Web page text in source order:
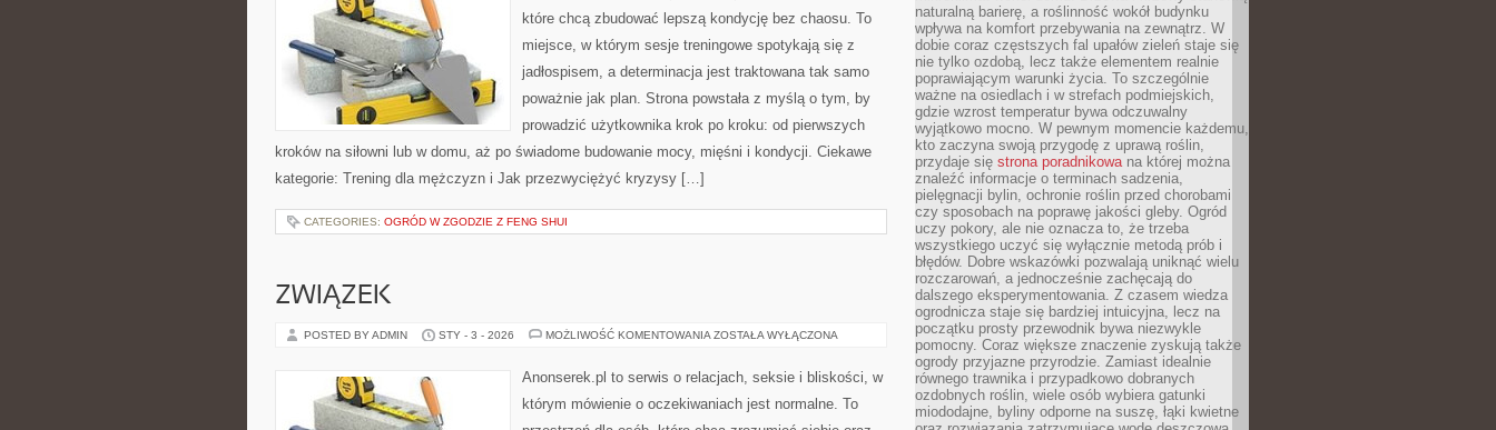
które chcą zbudować lepszą kondycję bez chaosu. To
miejsce, w którym sesje treningowe spotykają się z
jadłospisem, a determinacja jest traktowana tak samo
poważnie jak plan. Strona powstała z myślą o tym, by
prowadzić użytkownika krok po kroku: od pierwszych
kroków na siłowni lub w domu, aż po świadome budowanie mocy, mięśni i kondycji. Ciekawe
kategorie: Trening dla mężczyzn i Jak przezwyciężyć kryzysy […]
CATEGORIES: OGRÓD W ZGODZIE Z FENG SHUI
ZWIĄZEK
POSTED BY ADMIN STY - 3 - 2026 MOŻLIWOŚĆ KOMENTOWANIA ZWIĄZEK
ZOSTAŁA WYŁĄCZONA
Anonserek.pl to serwis o relacjach, seksie i bliskości, w
którym mówienie o oczekiwaniach jest normalne. To
naturalną barierę, a roślinność wokół budynku
wpływa na komfort przebywania na zewnątrz. W
dobie coraz częstszych fal upałów zieleń staje się
nie tylko ozdobą, lecz także elementem realnie
poprawiającym warunki życia. To szczególnie
ważne na osiedlach i w strefach podmiejskich,
gdzie wzrost temperatur bywa odczuwalny
wyjątkowo mocno. W pewnym momencie każdemu,
kto zaczyna swoją przygodę z uprawą roślin,
przydaje się strona poradnikowana której można
znaleźć informacje o terminach sadzenia,
pielęgnacji bylin, ochronie roślin przed chorobami
czy sposobach na poprawę jakości gleby. Ogród
uczy pokory, ale nie oznacza to, że trzeba
wszystkiego uczyć się wyłącznie metodą prób i
błędów. Dobre wskazówki pozwalają uniknąć wielu
rozczarowań, a jednocześnie zachęcają do
dalszego eksperymentowania. Z czasem wiedza
ogrodnicza staje się bardziej intuicyjna, lecz na
początku prosty przewodnik bywa niezwykle
pomocny. Coraz większe znaczenie zyskują także
ogrody przyjazne przyrodzie. Zamiast idealnie
równego trawnika i przypadkowo dobranych
ozdobnych roślin, wiele osób wybiera gatunki
miododajne, byliny odporne na suszę, łąki kwietne